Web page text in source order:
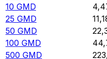
10 GMD
25 GMD
50 GMD
100 GMD
500 GMD